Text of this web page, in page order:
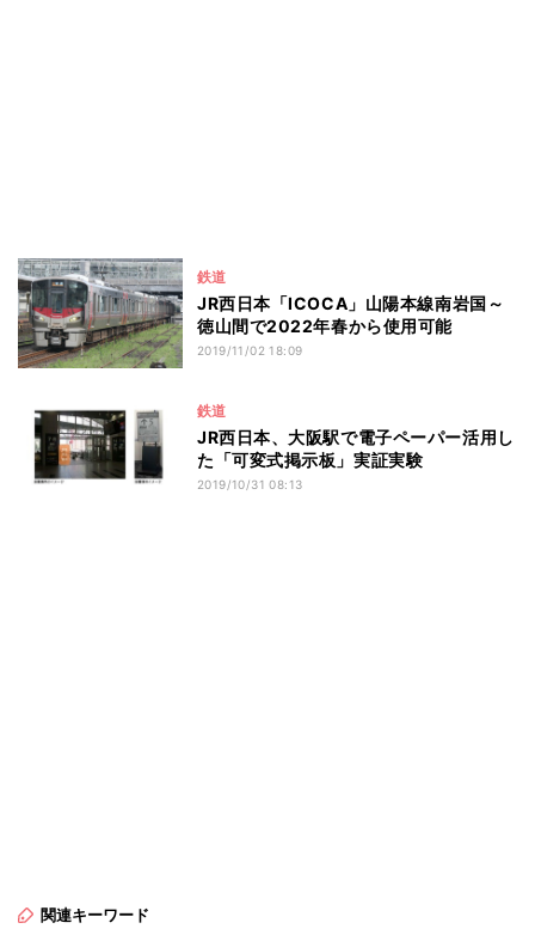
鉄道
JR西日本「ICOCA」山陽本線南岩国～
徳山間で2022年春から使用可能
2019/11/02 18:09
鉄道
JR西日本、大阪駅で電子ペーパー活用し
た「可変式掲示板」実証実験
2019/10/31 08:13
関連キーワード